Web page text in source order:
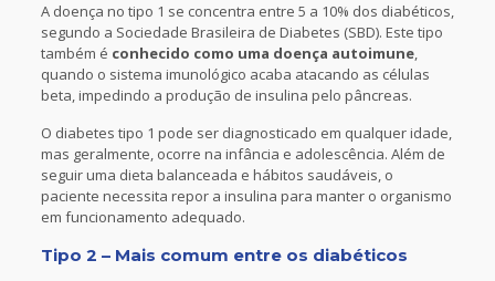
A doença no tipo 1 se concentra entre 5 a 10% dos diabéticos,
segundo a Sociedade Brasileira de Diabetes (SBD). Este tipo
também é conhecido como uma doença autoimune,
quando o sistema imunológico acaba atacando as células
beta, impedindo a produção de insulina pelo pâncreas.
O diabetes tipo 1 pode ser diagnosticado em qualquer idade,
mas geralmente, ocorre na infância e adolescência. Além de
seguir uma dieta balanceada e hábitos saudáveis, o
paciente necessita repor a insulina para manter o organismo
em funcionamento adequado.
Tipo 2 – Mais comum entre os diabéticos